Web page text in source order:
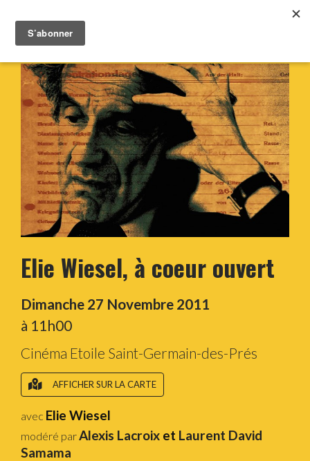
Elie Wiesel, à coeur ouvert
Dimanche 27 Novembre 2011
à 11h00
Cinéma Etoile Saint-Germain-des-Prés
AFFICHER SUR LA CARTE
avec Elie Wiesel
modéré parAlexis Lacroix et Laurent David
Samama